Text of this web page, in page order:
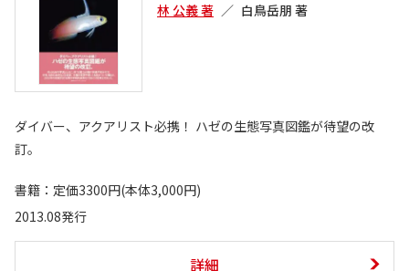
林 公義 著 白鳥岳朋 著
ダイバー、アクアリスト必携！ ハゼの生態写真図鑑が待望の改
訂。
書籍：定価3300円(本体3,000円)
2013.08発行
詳細